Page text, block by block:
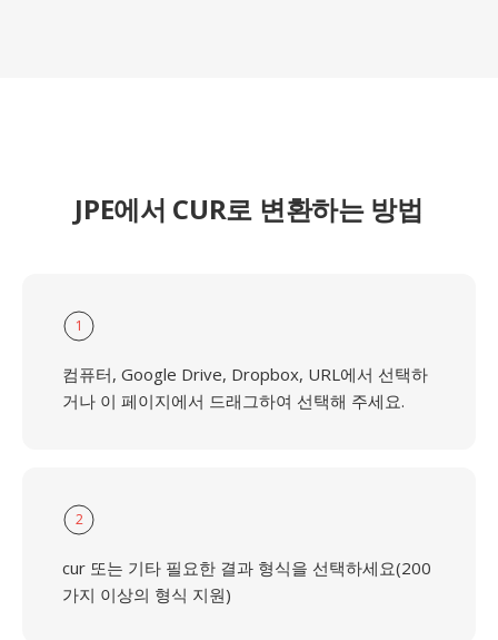
JPE에서 CUR로 변환하는 방법
1
컴퓨터, Google Drive, Dropbox, URL에서 선택하
거나 이 페이지에서 드래그하여 선택해 주세요.
2
cur 또는 기타 필요한 결과 형식을 선택하세요(200
가지 이상의 형식 지원)